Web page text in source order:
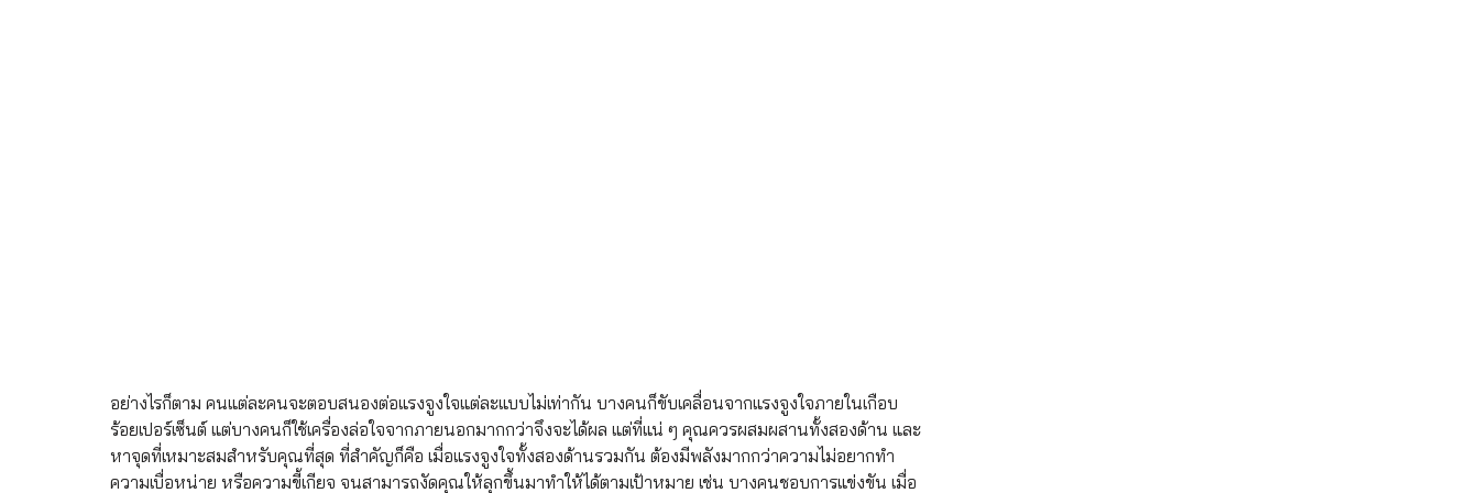
อย่างไรก็ตาม คนแต่ละคนจะตอบสนองต่อแรงจูงใจแต่ละแบบไม่เท่ากัน บางคนก็ขับเคลื่อนจากแรงจูงใจภายในเกือบ
ร้อยเปอร์เซ็นต์ แต่บางคนก็ใช้เครื่องล่อใจจากภายนอกมากกว่าจึงจะได้ผล แต่ที่แน่ ๆ คุณควรผสมผสานทั้งสองด้าน และ
หาจุดที่เหมาะสมสำหรับคุณที่สุด ที่สำคัญก็คือ เมื่อแรงจูงใจทั้งสองด้านรวมกัน ต้องมีพลังมากกว่าความไม่อยากทำ
ความเบื่อหน่าย หรือความขี้เกียจ จนสามารถงัดคุณให้ลุกขึ้นมาทำให้ได้ตามเป้าหมาย เช่น บางคนชอบการแข่งขัน เมื่อ